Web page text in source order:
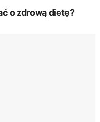
o zdrową dietę?